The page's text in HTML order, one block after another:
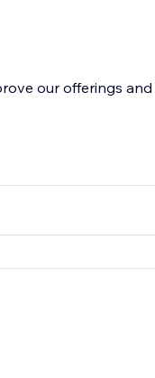
our offerings